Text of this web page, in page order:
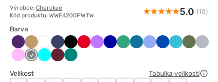
Výrobce: Cherokee
Kód produktu: WWE4200PWTW
5.0 (10)
Barva
Bakłażanowy
Beżowy
Biały Ciemny
granat
CzarnyCzerwony
FioletowyGranatowy
JasnyKaraibskiKlasyczny
Królewski
MorskiOliwkowy
Różowy
Szary TurkusWiśniowy
Zielony
Velikost
Tabulka velikostí